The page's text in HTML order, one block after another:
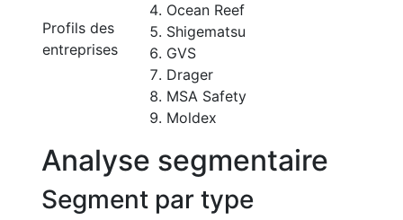
Profils des
entreprises
Ocean Reef
Shigematsu
GVS
Drager
MSA Safety
Moldex
Analyse segmentaire
Segment par type